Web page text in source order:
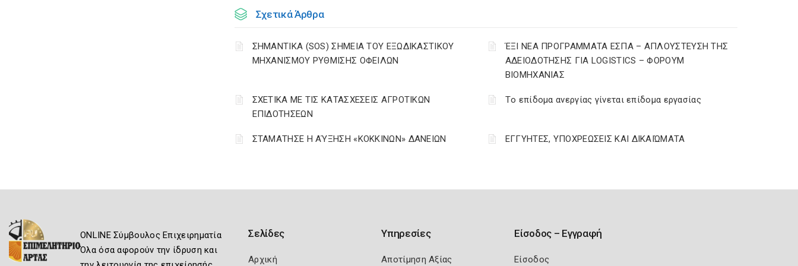
Σχετικά Άρθρα
ΣΗΜΑΝΤΙΚΑ (SOS) ΣΗΜΕΙΑ ΤΟΥ ΕΞΩΔΙΚΑΣΤΙΚΟΥ
ΜΗΧΑΝΙΣΜΟΥ ΡΥΘΜΙΣΗΣ ΟΦΕΙΛΩΝ
ΈΞΙ ΝΕΑ ΠΡΟΓΡΑΜΜΑΤΑ ΕΣΠΑ – AΠΛΟΥΣΤΕΥΣΗ ΤΗΣ
ΑΔΕΙΟΔΟΤΗΣΗΣ ΓΙΑ LOGISTICS – ΦΟΡΟΥΜ
ΒΙΟΜΗΧΑΝΙΑΣ
ΣΧΕΤΙΚΑ ΜΕ ΤΙΣ ΚΑΤΑΣΧΕΣΕΙΣ ΑΓΡΟΤΙΚΩΝ
ΕΠΙΔΟΤΗΣΕΩΝ
Tο επίδομα ανεργίας γίνεται επίδομα εργασίας
ΣΤΑΜΑΤΗΣΕ Η ΑΎΞΗΣΗ «ΚΟΚΚΙΝΩΝ» ΔΑΝΕΙΩΝ ΕΓΓΥΗΤΕΣ, ΥΠΟΧΡΕΩΣΕΙΣ ΚΑΙ ΔΙΚΑΙΏΜΑΤΑ
ONLINE Σύμβουλος Επιχειρηματία
Όλα όσα αφορούν την ίδρυση και
Σελίδες
Αρχική
Υπηρεσίες
Αποτίμηση Αξίας
Είσοδος – Εγγραφή
Είσοδος